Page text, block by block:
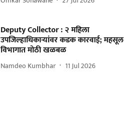
Deputy Collector : २ महिला
उपजिल्हाधिकाऱ्यांवर कडक कारवाई; महसूल
विभागात मोठी खळबळ
Namdeo Kumbhar 11 Jul 2026